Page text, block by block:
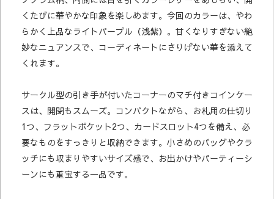
くたびに華やかな印象を楽しめます。今回のカラーは、やわ
らかく上品なライトパープル（浅紫）。甘くなりすぎない絶
妙なニュアンスで、コーディネートにさりげない華を添えて
くれます。
サークル型の引き手が付いたコーナーのマチ付きコインケー
スは、開閉もスムーズ。コンパクトながら、お札用の仕切り
1つ、フラットポケット2つ、カードスロット4つを備え、必
要なものをすっきりと収納できます。小さめのバッグやクラ
ッチにも収まりやすいサイズ感で、お出かけやパーティーシ
ーンにも重宝する一品です。